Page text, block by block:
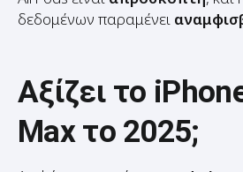
Max το 2025;
Αν ψάχνεις για ένακορυφαίο